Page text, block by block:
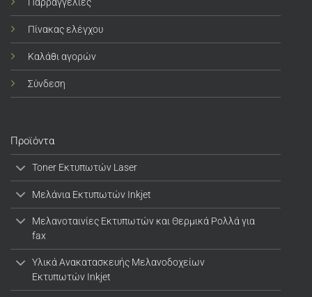
Πίνακας ελέγχου
Καλάθι αγορών
Σύνδεση
Προϊόντα
Toner Εκτυπωτών Laser
Μελάνια Εκτυπωτών Inkjet
Μελανοταινίες Εκτυπωτών και Θερμικά Ρολλά για
fax
Υλικά Ανακατασκευής Μελανοδοχείων
Εκτυπωτών Inkjet